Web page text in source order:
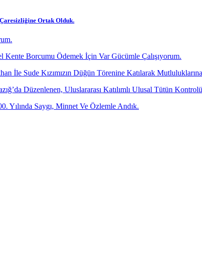
Çaresizliğine Ortak Olduk.
Borcumu Ödemek İçin Var Gücümle Çalışıyorum.
İle Sude Kızımızın Düğün Törenine Katılarak
Düzenlenen, Uluslararası Katılımlı Ulusal Tütün
Yılında Saygı, Minnet Ve Özlemle Andık.